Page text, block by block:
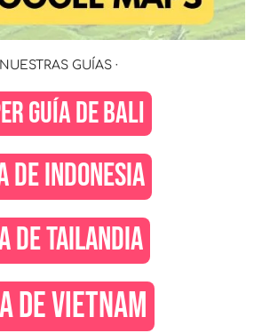
NUESTRAS GUÍAS ·
GUÍA DE BALI
DE INDONESIA
DE TAILANDIA
DE VIETNAM